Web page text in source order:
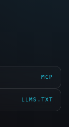
MCP
LLMS.TXT